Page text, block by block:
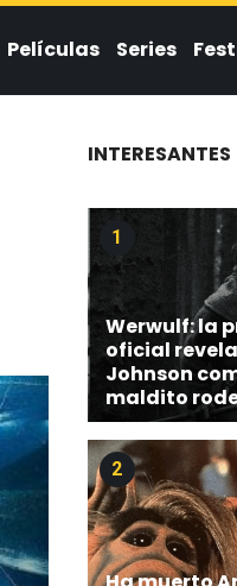
Películas Series
INTERESANTES
1
Werwulf: la
oficial
Johnson
maldito
2